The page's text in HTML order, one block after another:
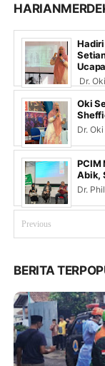
Dr.
Oki
Dr.
PCIM
Abik,
Dr.
Previous
BERITA